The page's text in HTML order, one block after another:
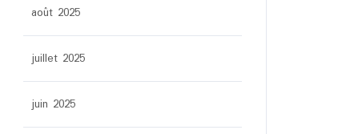
août 2025
juillet 2025
juin 2025